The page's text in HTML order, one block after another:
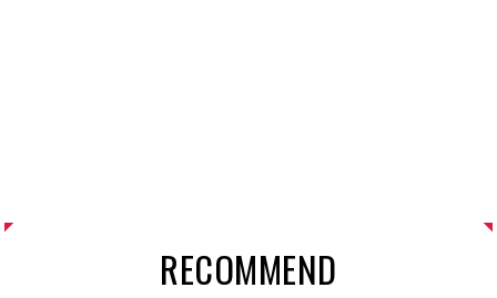
RECOMMEND